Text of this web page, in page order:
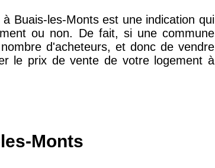
38 €
Buais-les-Monts est une indication qui
ou non. De fait, si une commune
d'acheteurs, et donc de vendre
le prix de vente de votre logement à
Monts